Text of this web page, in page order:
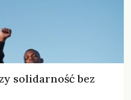
solidarność bez